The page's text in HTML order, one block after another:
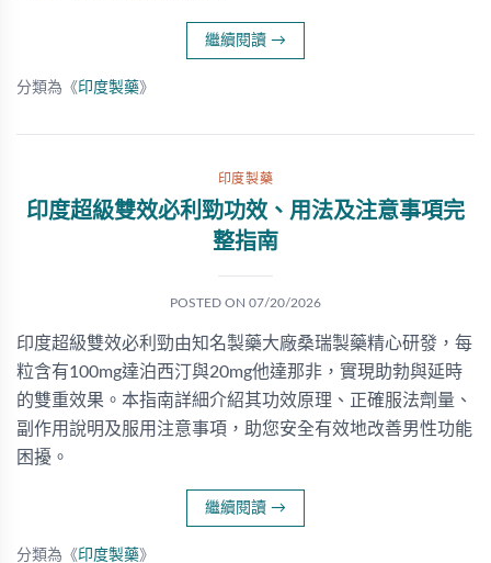
繼續閱讀 →
分類為《印度製藥》
印度製藥
印度超級雙效必利勁功效、用法及注意事項完
整指南
POSTED ON 07/20/2026
印度超級雙效必利勁由知名製藥大廠桑瑞製藥精心研發，每
粒含有100mg達泊西汀與20mg他達那非，實現助勃與延時
的雙重效果。本指南詳細介紹其功效原理、正確服法劑量、
副作用說明及服用注意事項，助您安全有效地改善男性功能
困擾。
繼續閱讀 →
分類為《印度製藥》